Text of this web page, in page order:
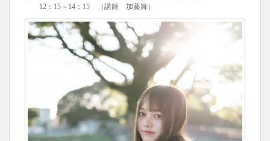
12：15～14：15 （講師 加藤舞）